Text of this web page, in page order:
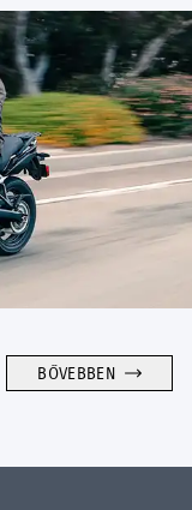
BŐVEBBEN